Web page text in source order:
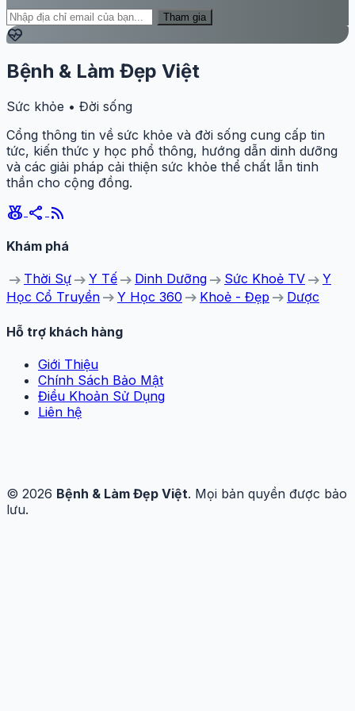
Tham gia
ecg_heart
Bệnh & Làm Đẹp Việt
Sức khỏe • Đời sống
Cổng thông tin về sức khỏe và đời sống cung cấp tin
tức, kiến thức y học phổ thông, hướng dẫn dinh dưỡng
và các giải pháp cải thiện sức khỏe thể chất lẫn tinh
thần cho cộng đồng.
social_leaderboard share rss_feed
Khám phá
arrow_right_alt Thời Sự arrow_right_alt Y Tế arrow_right_alt Dinh Dưỡng arrow_right_alt Sức Khoẻ TV arrow_right_alt Y
Học Cổ Truyền arrow_right_alt Y Học 360 arrow_right_alt Khoẻ - Đẹp arrow_right_alt Dược
Hỗ trợ khách hàng
Giới Thiệu
Chính Sách Bảo Mật
Điều Khoản Sử Dụng
Liên hệ
© 2026 Bệnh & Làm Đẹp Việt. Mọi bản quyền được bảo
lưu.